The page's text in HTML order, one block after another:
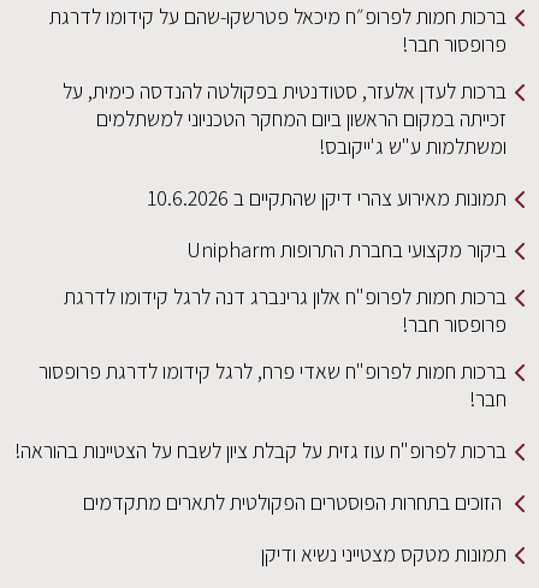
ברכות חמות לפרופ״ח מיכאל פטרשקו-שהם על קידומו לדרגת
פרופסור חבר!
ברכות לעדן אלעזר, סטודנטית בפקולטה להנדסה כימית, על
זכייתה במקום הראשון ביום המחקר הטכניוני למשתלמים
ומשתלמות ע"ש ג'ייקובס!
תמונות מאירוע צהרי דיקן שהתקיים ב 10.6.2026
ביקור מקצועי בחברת התרופות Unipharm
ברכות חמות לפרופ"ח אלון גרינברג דנה לרגל קידומו לדרגת
פרופסור חבר!
ברכות חמות לפרופ"ח שאדי פרח, לרגל קידומו לדרגת פרופסור
חבר!
ברכות לפרופ"ח עוז גזית על קבלת ציון לשבח על הצטיינות בהוראה!
הזוכים בתחרות הפוסטרים הפקולטית לתארים מתקדמים
תמונות מטקס מצטייני נשיא ודיקן